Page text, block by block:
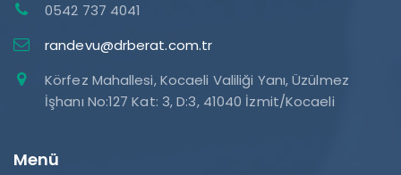
0542 737 4041
randevu@drberat.com.tr
Körfez Mahallesi, Kocaeli Valiliği Yanı, Üzülmez
İşhanı No:127 Kat: 3, D:3, 41040 İzmit/Kocaeli
Menü